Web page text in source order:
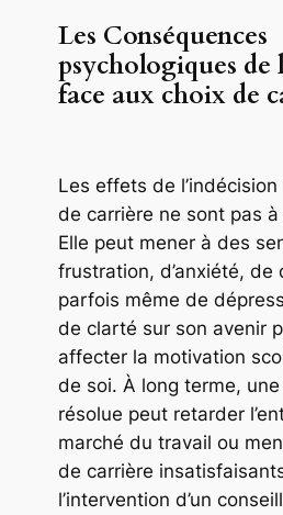
Les Conséquences
psychologiques de
face aux choix de
Les effets de
de carrière ne sont pas
Elle peut mener à des
frustration, d’anxiété, de
parfois même de
de clarté sur son avenir
affecter la motivation
de soi. À long terme,
résolue peut retarder
marché du travail ou
de carrière
l’intervention d’un